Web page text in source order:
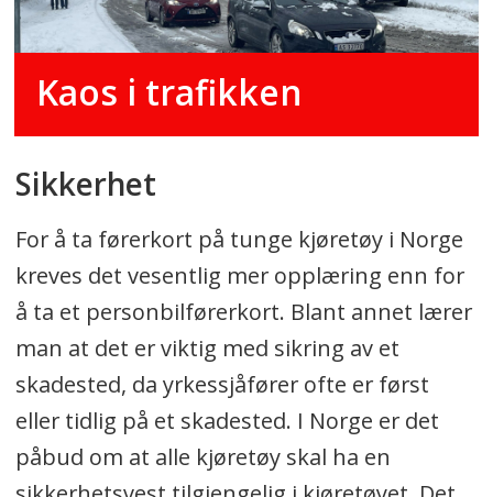
Kaos i trafikken
Sikkerhet
For å ta førerkort på tunge kjøretøy i Norge
kreves det vesentlig mer opplæring enn for
å ta et personbilførerkort. Blant annet lærer
man at det er viktig med sikring av et
skadested, da yrkessjåfører ofte er først
eller tidlig på et skadested. I Norge er det
påbud om at alle kjøretøy skal ha en